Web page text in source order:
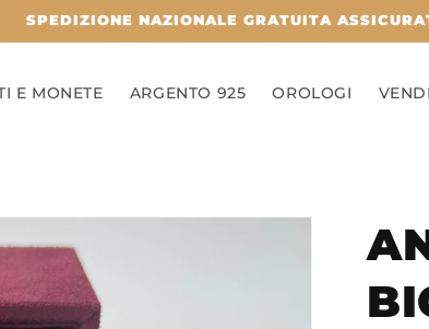
SPEDIZIONE NAZIONALE GRATUITA
E MONETE ARGENTO 925 OROLOGI